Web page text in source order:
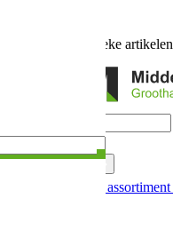
unieke artikelen
Nieuw in ons assortiment